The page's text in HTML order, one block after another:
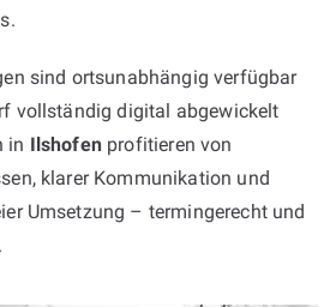
sind ortsunabhängig verfügbar
vollständig digital abgewickelt
in Ilshofenprofitieren von
klarer Kommunikation und
Umsetzung – termingerecht und